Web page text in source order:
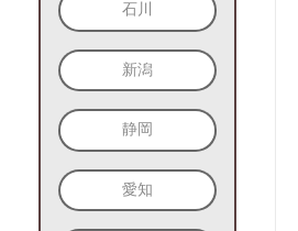
石川
新潟
静岡
愛知